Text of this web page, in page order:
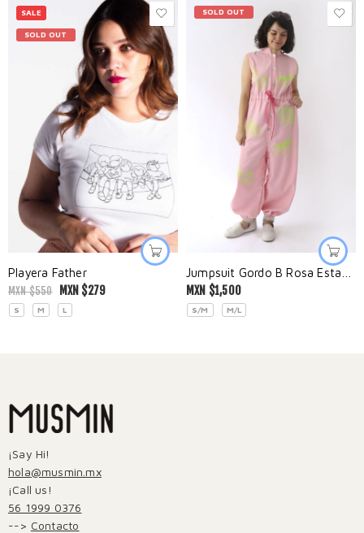
SALE
SOLD OUT
Playera Father
MXN $550 MXN $279
S M L
SOLD OUT
MXN $1,500
S/M M/L
¡Say Hi!
hola@musmin.mx
¡Call us!
56 1999 0376
--> Contacto